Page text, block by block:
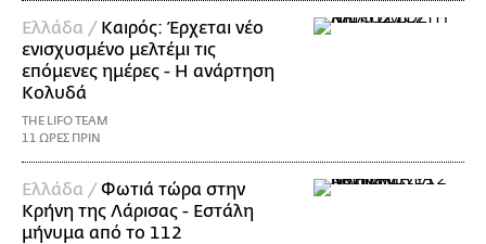
Ελλάδα / Καιρός: Έρχεται νέο
ενισχυσμένο μελτέμι τις
επόμενες ημέρες - Η ανάρτηση
Κολυδά
THE LIFO TEAM
11 ΩΡΕΣ ΠΡΙΝ
Ελλάδα /Φωτιά τώρα στην
Κρήνη της Λάρισας - Εστάλη
μήνυμα από το 112